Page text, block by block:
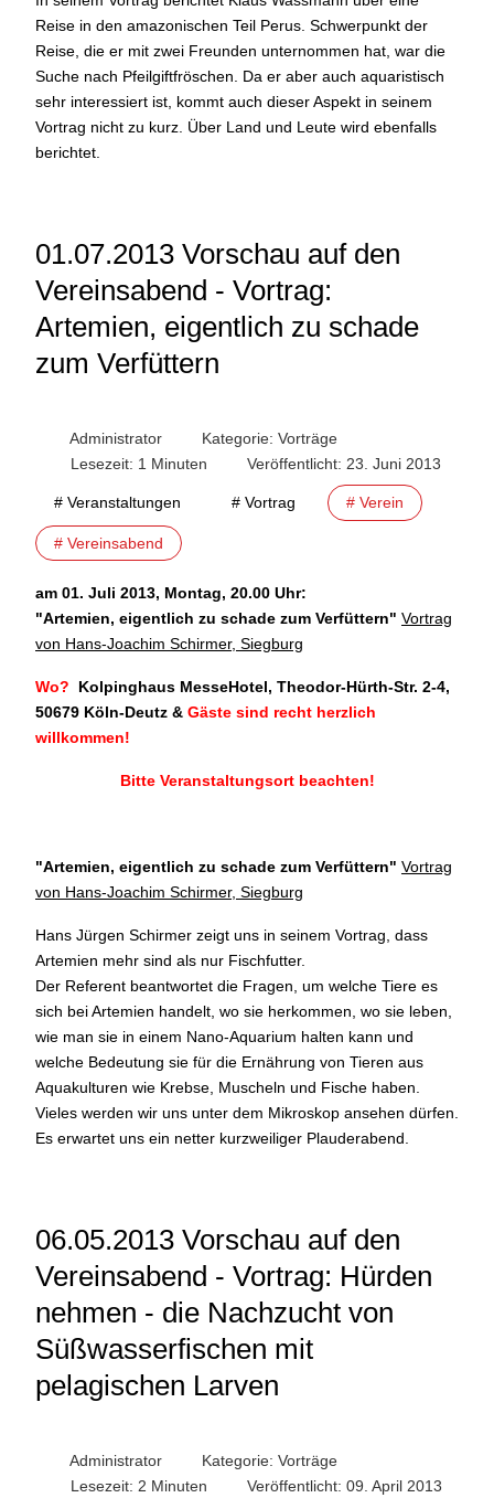
Reise in den amazonischen Teil Perus. Schwerpunkt der
Reise, die er mit zwei Freunden unternommen hat, war die
Suche nach Pfeilgiftfröschen. Da er aber auch aquaristisch
sehr interessiert ist, kommt auch dieser Aspekt in seinem
Vortrag nicht zu kurz. Über Land und Leute wird ebenfalls
berichtet.
01.07.2013 Vorschau auf den
Vereinsabend - Vortrag:
Artemien, eigentlich zu schade
zum Verfüttern
Administrator Kategorie: Vorträge
Lesezeit: 1 Minuten
Veröffentlicht: 23. Juni 2013
# Veranstaltungen # Vortrag # Verein
# Vereinsabend
am 01. Juli 2013, Montag, 20.00 Uhr:
"Artemien, eigentlich zu schade zum Verfüttern" Vortrag
von Hans-Joachim Schirmer, Siegburg
Wo?
Kolpinghaus MesseHotel, Theodor-Hürth-Str. 2-4,
50679 Köln-Deutz & Gäste sind recht herzlich
willkommen!
Bitte Veranstaltungsort beachten!
"Artemien, eigentlich zu schade zum Verfüttern" Vortrag
von Hans-Joachim Schirmer, Siegburg
Hans Jürgen Schirmer zeigt uns in seinem Vortrag, dass
Artemien mehr sind als nur Fischfutter.
Der Referent beantwortet die Fragen, um welche Tiere es
sich bei Artemien handelt, wo sie herkommen, wo sie leben,
wie man sie in einem Nano-Aquarium halten kann und
welche Bedeutung sie für die Ernährung von Tieren aus
Aquakulturen wie Krebse, Muscheln und Fische haben.
Vieles werden wir uns unter dem Mikroskop ansehen dürfen.
Es erwartet uns ein netter kurzweiliger Plauderabend.
06.05.2013 Vorschau auf den
Vereinsabend - Vortrag: Hürden
nehmen - die Nachzucht von
Süßwasserfischen mit
pelagischen Larven
Administrator Kategorie: Vorträge
Lesezeit: 2 Minuten
Veröffentlicht: 09. April 2013